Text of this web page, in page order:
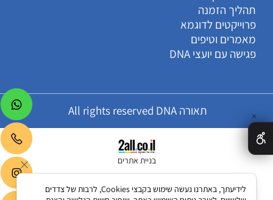
תהליך הזמנה
פרוייקטים לדוגמא
מאמרים וטיפים
פגישה עם יועצי DNA
תאורה All rights reserved DNA
בניית אתרים
✕
לידיעתך, באתרנו נעשה שימוש בקבצי Cookies, לרבות של צדדים